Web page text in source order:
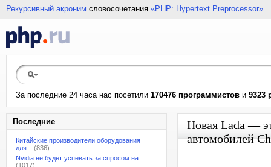
Рекурсивный акроним словосочетания «PHP: Hypertext Preprocessor»
За последние 24 часа нас посетили 170476 программистов и 9323
Последние
Китайские производители оборудования
для...
(836)
Nvidia не будет успевать за спросом на...
(1017)
Новая Lada —
автомобилей